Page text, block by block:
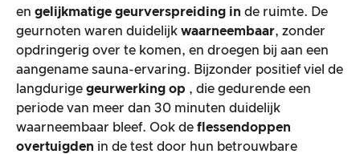
en gelijkmatige geurverspreiding in de ruimte. De
geurnoten waren duidelijk waarneembaar, zonder
opdringerig over te komen, en droegen bij aan een
aangename sauna-ervaring. Bijzonder positief viel de
langdurige geurwerking op , die gedurende een
periode van meer dan 30 minuten duidelijk
waarneembaar bleef. Ook de flessendoppen
overtuigden in de test door hun betrouwbare